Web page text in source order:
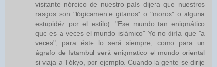
visitante nórdico de nuestro país dijera que nuestros
rasgos son "lógicamente gitanos" o "moros" o alguna
estupidéz por el estilo). "Ese mundo tan enigmático
que es a veces el mundo islámico" Yo no diría que "a
veces", para éste lo será siempre, como para un
ágrafo de Istambul será enigmatico el mundo oriental
si viaja a Tókyo, por ejemplo. Cuando la gente se dirije